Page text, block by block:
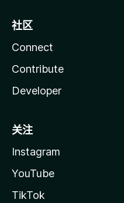
社区
Connect
Contribute
Developer
关注
Instagram
YouTube
TikTok